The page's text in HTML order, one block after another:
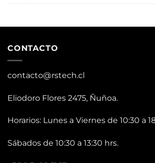
CONTACTO
contacto@rstech.cl
Eliodoro Flores 2475, Ñuñoa.
Horarios: Lunes a Viernes de 10:30 a
Sábados de 10:30 a 13:30 hrs.